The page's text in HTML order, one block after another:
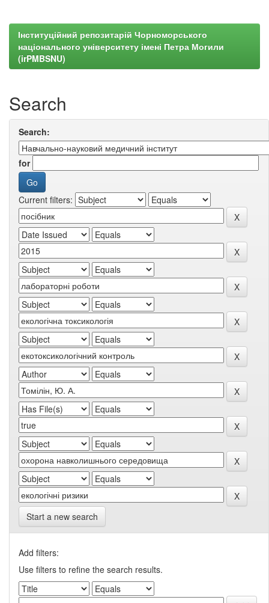
Інституційний репозитарій Чорноморського
національного університету імені Петра Могили
(irPMBSNU)
Search
Search:
for
Current filters:
Start a new search
Add filters:
Use filters to refine the search results.